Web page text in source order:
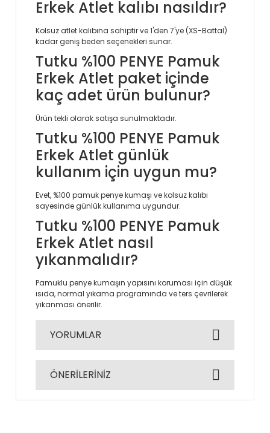
Erkek Atlet kalıbı nasıldır?
Kolsuz atlet kalıbına sahiptir ve 1'den 7'ye (XS-Battal)
kadar geniş beden seçenekleri sunar.
Tutku %100 PENYE Pamuk
Erkek Atlet paket içinde
kaç adet ürün bulunur?
Ürün tekli olarak satışa sunulmaktadır.
Tutku %100 PENYE Pamuk
Erkek Atlet günlük
kullanım için uygun mu?
Evet, %100 pamuk penye kumaşı ve kolsuz kalıbı
sayesinde günlük kullanıma uygundur.
Tutku %100 PENYE Pamuk
Erkek Atlet nasıl
yıkanmalıdır?
Pamuklu penye kumaşın yapısını koruması için düşük
ısıda, normal yıkama programında ve ters çevrilerek
yıkanması önerilir.
YORUMLAR
ÖNERİLERİNİZ